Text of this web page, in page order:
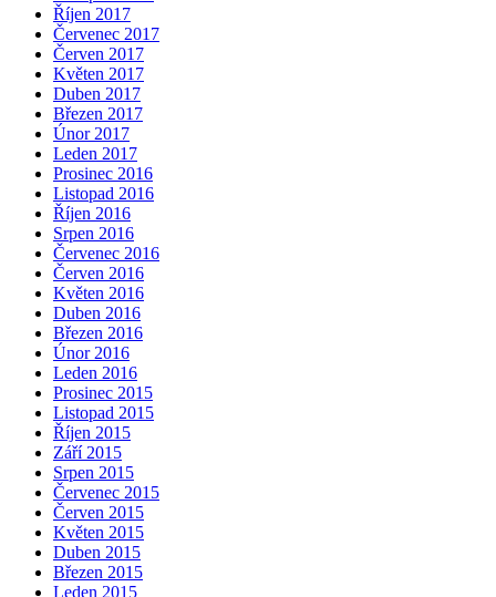
Říjen 2017
Červenec 2017
Červen 2017
Květen 2017
Duben 2017
Březen 2017
Únor 2017
Leden 2017
Prosinec 2016
Listopad 2016
Říjen 2016
Srpen 2016
Červenec 2016
Červen 2016
Květen 2016
Duben 2016
Březen 2016
Únor 2016
Leden 2016
Prosinec 2015
Listopad 2015
Říjen 2015
Září 2015
Srpen 2015
Červenec 2015
Červen 2015
Květen 2015
Duben 2015
Březen 2015
Leden 2015